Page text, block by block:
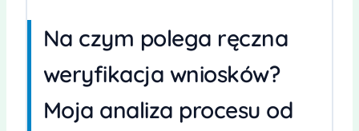
Na czym polega ręczna
weryfikacja wniosków?
Moja analiza procesu od